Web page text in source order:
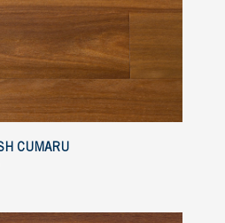
CUMARU